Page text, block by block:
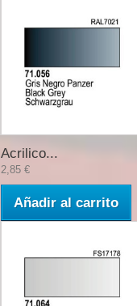
Acrilico...
2,85 €
Añadir al carrito